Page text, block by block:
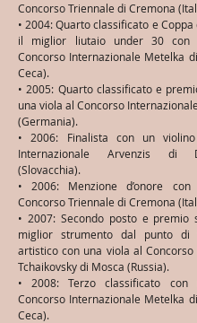
Concorso Triennale di Cremona
• 2004: Quarto classificato e
il miglior liutaio under 30 con
Concorso Internazionale Metelka
Ceca).
• 2005: Quarto classificato e
una viola al Concorso
(Germania).
• 2006: Finalista con un
Internazionale Arvenzis di
(Slovacchia).
• 2006: Menzione d’onore
Concorso Triennale di Cremona
• 2007: Secondo posto e premio
miglior strumento dal punto di
artistico con una viola al Concorso
Tchaikovsky di Mosca (Russia).
• 2008: Terzo classificato
Concorso Internazionale Metelka
Ceca).